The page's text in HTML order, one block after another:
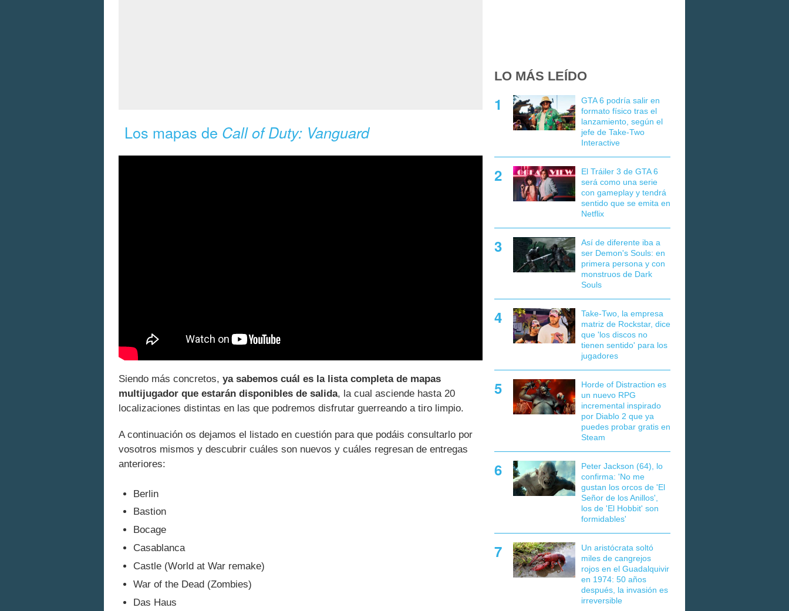
Los mapas de Call of Duty: Vanguard
Siendo más concretos, ya sabemos cuál es la lista completa de mapas
multijugador que estarán disponibles de salida, la cual asciende hasta 20
localizaciones distintas en las que podremos disfrutar guerreando a tiro limpio.
A continuación os dejamos el listado en cuestión para que podáis consultarlo por
vosotros mismos y descubrir cuáles son nuevos y cuáles regresan de entregas
anteriores:
Berlin
Bastion
Bocage
Casablanca
Castle (World at War remake)
War of the Dead (Zombies)
Das Haus
LO MÁS LEÍDO
GTA 6 podría salir en
formato físico tras el
lanzamiento, según el
jefe de Take-Two
Interactive
El Tráiler 3 de GTA 6
será como una serie
con gameplay y tendrá
sentido que se emita en
Netflix
Así de diferente iba a
ser Demon's Souls: en
primera persona y con
monstruos de Dark
Souls
Take-Two, la empresa
matriz de Rockstar, dice
que 'los discos no
tienen sentido' para los
jugadores
Horde of Distraction es
un nuevo RPG
incremental inspirado
por Diablo 2 que ya
puedes probar gratis en
Steam
Peter Jackson (64), lo
confirma: 'No me
gustan los orcos de 'El
Señor de los Anillos',
los de 'El Hobbit' son
formidables'
Un aristócrata soltó
miles de cangrejos
rojos en el Guadalquivir
en 1974: 50 años
después, la invasión es
irreversible